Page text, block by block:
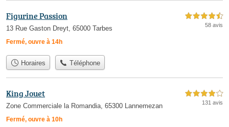
Figurine Passion
13 Rue Gaston Dreyt, 65000 Tarbes
Fermé, ouvre à 14h
4,5 étoiles sur 5
58 avis
Horaires Téléphone
King Jouet
Zone Commerciale la Romandia, 65300 Lannemezan
Fermé, ouvre à 10h
4,0 étoiles sur 5
131 avis